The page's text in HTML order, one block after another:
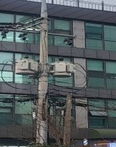
이미지 로